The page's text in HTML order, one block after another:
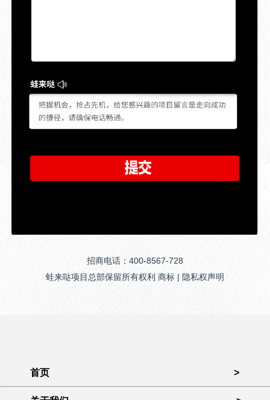
招商电话：400-8567-728
蛙来哒项目总部保留所有权利 商标 | 隐私权声明
首页 >